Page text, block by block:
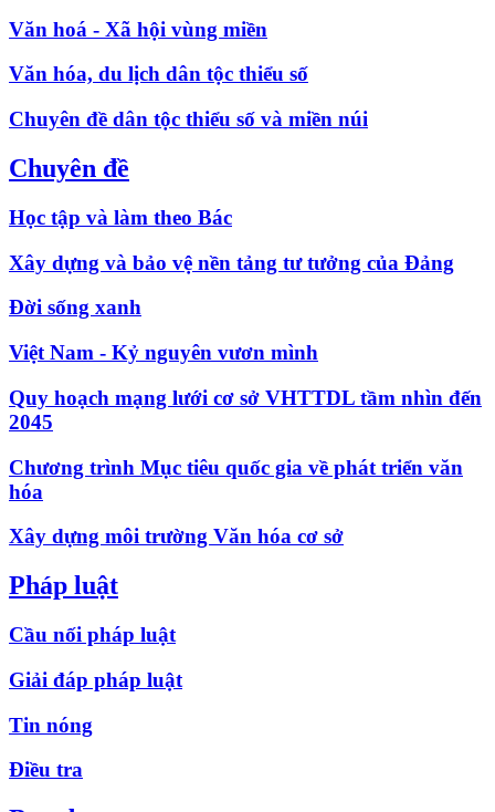
Văn hoá - Xã hội vùng miền
Văn hóa, du lịch dân tộc thiểu số
Chuyên đề dân tộc thiểu số và miền núi
Chuyên đề
Học tập và làm theo Bác
Xây dựng và bảo vệ nền tảng tư tưởng của Đảng
Đời sống xanh
Việt Nam - Kỷ nguyên vươn mình
Quy hoạch mạng lưới cơ sở VHTTDL tầm nhìn đến
2045
Chương trình Mục tiêu quốc gia về phát triển văn
hóa
Xây dựng môi trường Văn hóa cơ sở
Pháp luật
Cầu nối pháp luật
Giải đáp pháp luật
Tin nóng
Điều tra